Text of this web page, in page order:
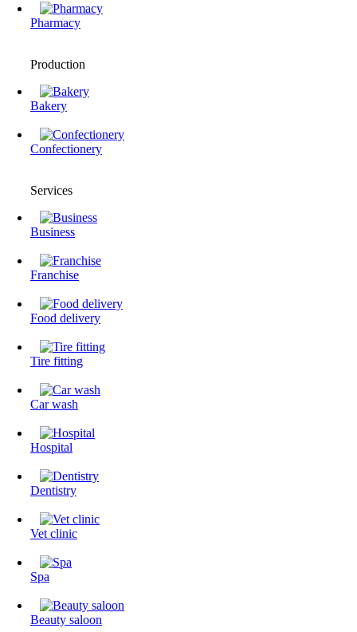
Pharmacy
Production
Bakery
Confectionery
Services
Business
Franchise
Food delivery
Tire fitting
Сar wash
Hospital
Dentistry
Vet clinic
Spa
Beauty saloon